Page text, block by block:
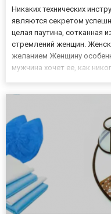
Никаких технических
являются секретом
целая паутина, сотканная
стремлений женщин.
желанием Женщину
мужчина хочет ее, как